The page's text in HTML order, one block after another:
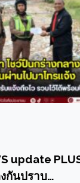
update
กันปราบ